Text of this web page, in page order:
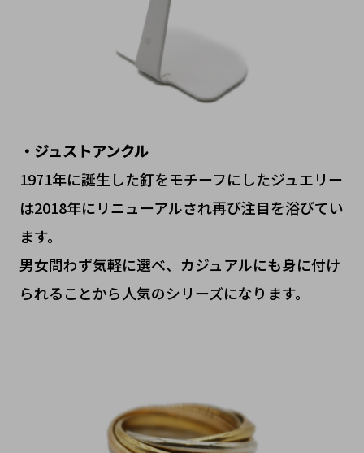
・ジュストアンクル
1971年に誕生した釘をモチーフにしたジュエリー
は2018年にリニューアルされ再び注目を浴びてい
ます。
男女問わず気軽に選べ、カジュアルにも身に付け
られることから人気のシリーズになります。